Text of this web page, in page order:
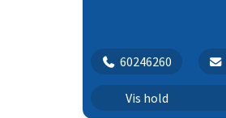
60246260
Vis hold
Springning | 7b